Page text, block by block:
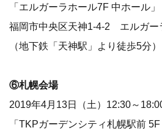
「エルガーラホール7F 中ホール」
福岡市中央区天神1-4-2 エルガー
（地下鉄「天神駅」より徒歩5分）
⑥札幌会場
2019年4月13日（土）12:30～
「TKPガーデンシティ札幌駅前